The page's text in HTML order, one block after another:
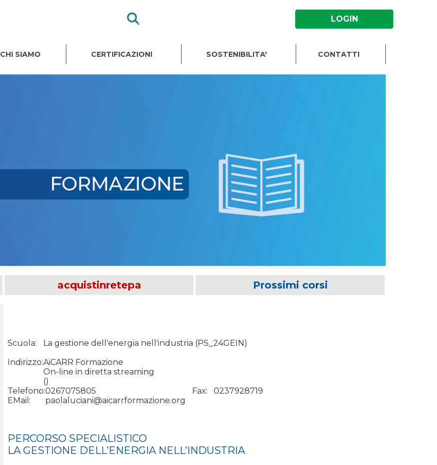
LOGIN
CHI SIAMO CERTIFICAZIONI SOSTENIBILITA' CONTATTI
acquistinretepa Prossimi corsi
Scuola: La gestione dell'energia nell'industria (PS_24GEIN)
Indirizzo:AiCARR Formazione
On-line in diretta streaming
()
Telefono:0267075805 Fax: 0237928719
EMail:
paolaluciani@aicarrformazione.org
PERCORSO SPECIALISTICO
LA GESTIONE DELL’ENERGIA NELL’INDUSTRIA